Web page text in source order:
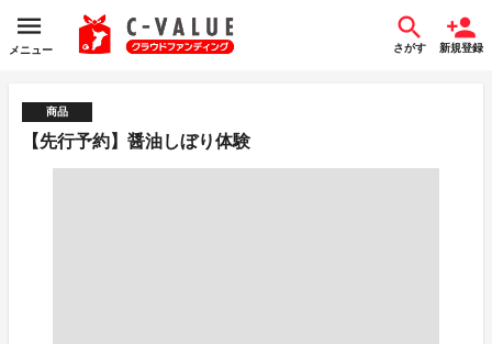
メニュー さがす 新規登録
商品
【先行予約】醤油しぼり体験